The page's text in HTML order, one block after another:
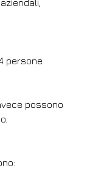
persone.
possono